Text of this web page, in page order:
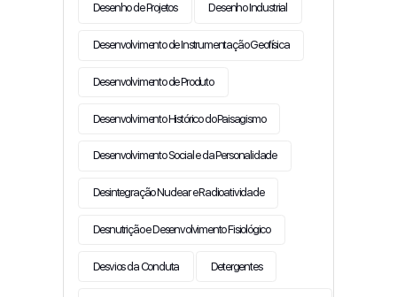
Desenho de Projetos Desenho Industrial
Desenvolvimento de Instrumentação Geofísica
Desenvolvimento de Produto
Desenvolvimento Histórico do Paisagismo
Desenvolvimento Social e da Personalidade
Desintegração Nuclear e Radioatividade
Desnutrição e Desenvolvimento Fisiológico
Desvios da Conduta Detergentes